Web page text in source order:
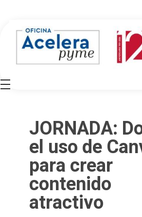
JORNADA:
el uso de
para crear
contenido
atractivo